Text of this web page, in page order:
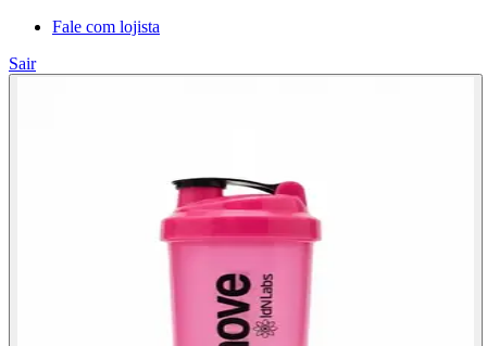
Fale com lojista
Sair